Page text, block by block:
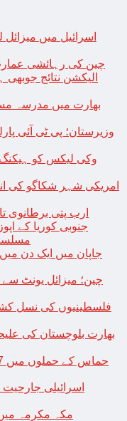
چین کی رہائشی عمارت میں
الیکشن نتائج
وزیرستان؛ پی ٹی آئی
وکی لیکس کو ہیکنگ
امریکی شہر شکاگو کی
ارب پتی برطانوی
جنوبی کوریا کے
مسلسل 126 گھنٹوں تک گانے
فلسطینیوں کی نسل
بھارت بلوچستان کی
اسرائیلی
مکہ مکرمہ